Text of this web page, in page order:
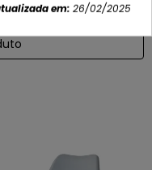
em:26/02/2025